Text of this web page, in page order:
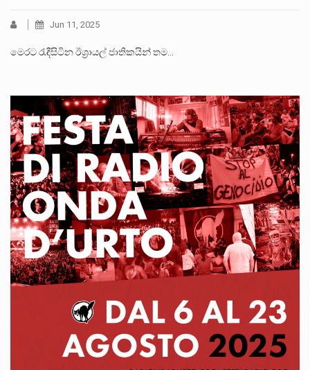
Jun 11, 2025
මෙරට රැඳීසිටින ඊශ්‍රායල් ජාතිකයින් තම…